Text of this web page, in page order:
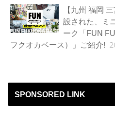
【九州 福岡
設された、ミ
ーク「FUN
フクオカベース）」ご紹介!
SPONSORED LINK